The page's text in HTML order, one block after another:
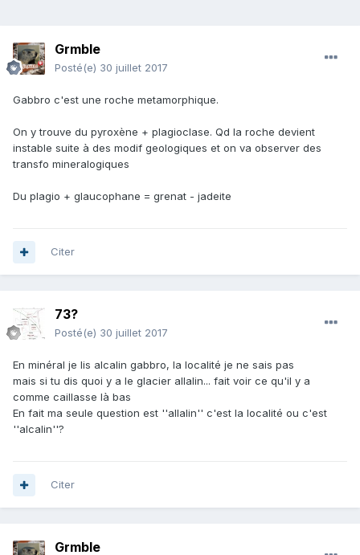
Grmble
Posté(e) 30 juillet 2017
Gabbro c'est une roche metamorphique.
On y trouve du pyroxène + plagioclase. Qd la roche devient
instable suite à des modif geologiques et on va observer des
transfo mineralogiques
Du plagio + glaucophane = grenat - jadeite
Citer
73?
Posté(e) 30 juillet 2017
En minéral je lis alcalin gabbro, la localité je ne sais pas
mais si tu dis quoi y a le glacier allalin... fait voir ce qu'il y a
comme caillasse là bas
En fait ma seule question est ''allalin'' c'est la localité ou c'est
''alcalin''?
Citer
Grmble